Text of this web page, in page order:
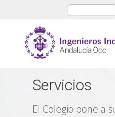
Servicios
El Colegio pone a